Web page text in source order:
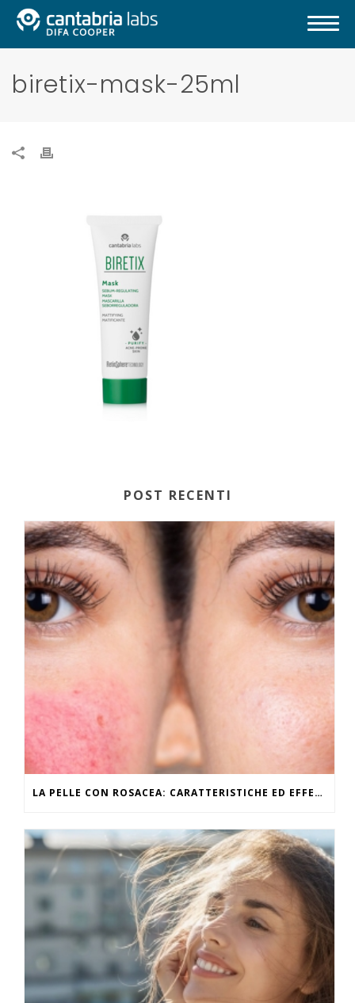
biretix-mask-25ml
POST RECENTI
LA PELLE CON ROSACEA: CARATTERISTICHE ED EFFETTI DEL CALDO